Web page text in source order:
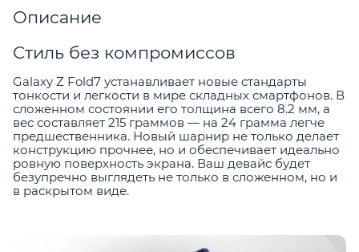
Описание
Стиль без компромиссов
Galaxy Z Fold7 устанавливает новые стандарты
тонкости и легкости в мире складных смартфонов. В
сложенном состоянии его толщина всего 8.2 мм, а
вес составляет 215 граммов — на 24 грамма легче
предшественника. Новый шарнир не только делает
конструкцию прочнее, но и обеспечивает идеально
ровную поверхность экрана. Ваш девайс будет
безупречно выглядеть не только в сложенном, но и
в раскрытом виде.